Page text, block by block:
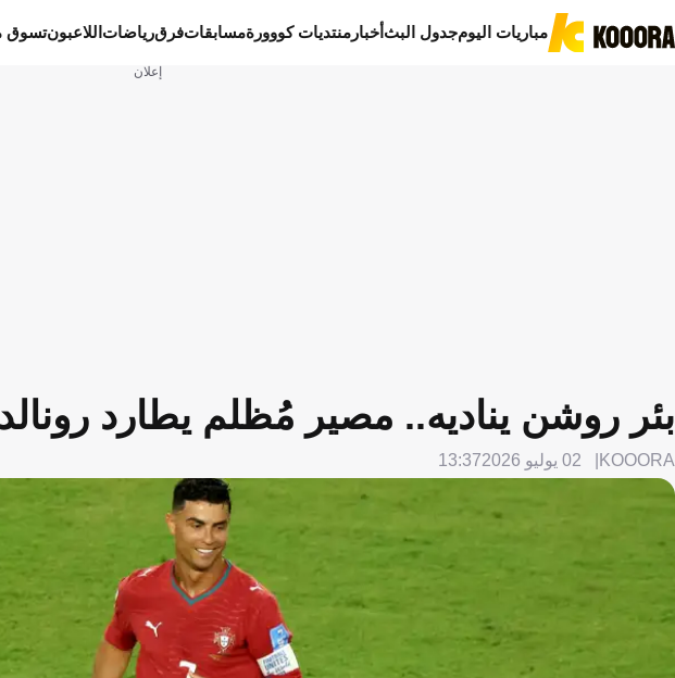
مباريات اليومجدول البثأخبار منتديات كووورةمسابقاتفرقرياضات اللاعبونتسوق
إعلان
بئر روشن يناديه.. مصير مُظلم يطارد
KOOORA 02 يوليو 2026 13:37